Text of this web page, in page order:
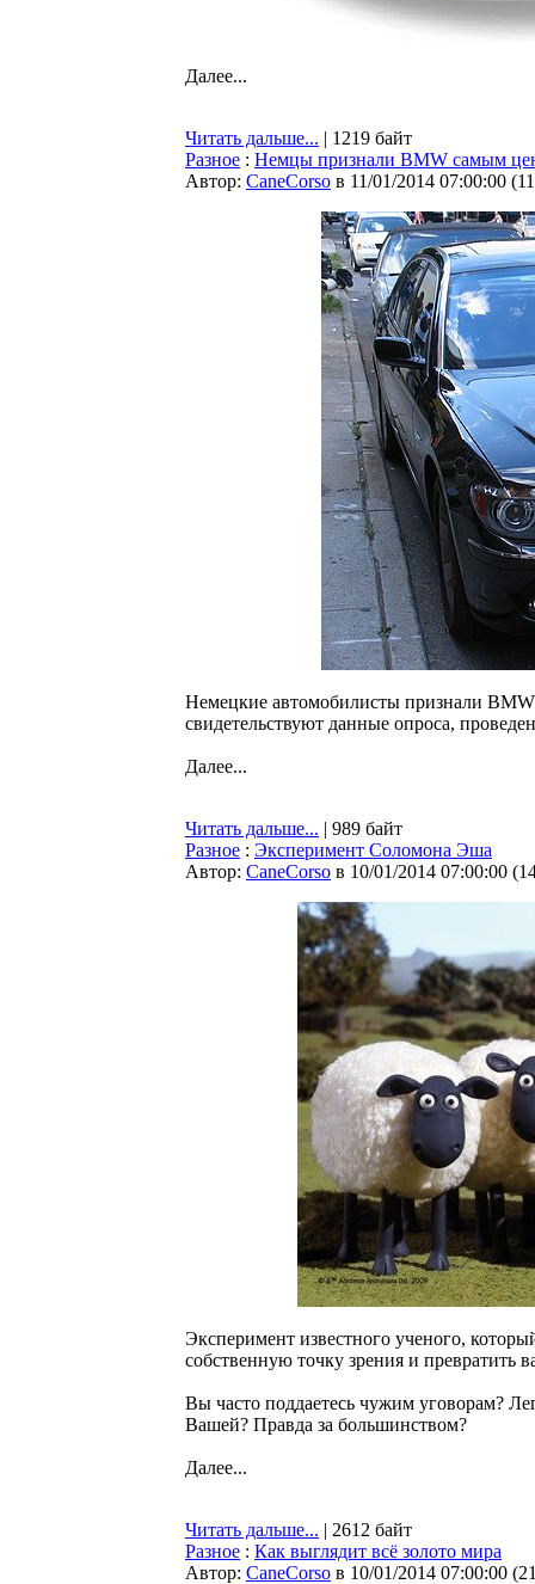
Далее...
Читать дальше... | 1219 байт
Разное : Немцы признали BMW самым
Автор: CaneCorso в 11/01/2014 07:00:00 (
Немецкие автомобилисты признали
свидетельствуют данные опроса,
Далее...
Читать дальше... | 989 байт
Разное : Эксперимент Соломона Эша
Автор: CaneCorso в 10/01/2014 07:00:00 (
Эксперимент известного ученого,
собственную точку зрения и превратить
Вы часто поддаетесь чужим уговорам?
Вашей? Правда за большинством?
Далее...
Читать дальше... | 2612 байт
Разное : Как выглядит всё золото мира
Автор: CaneCorso в 10/01/2014 07:00:00 (